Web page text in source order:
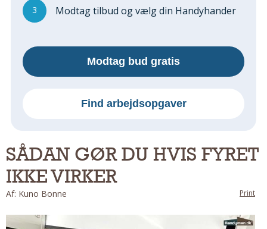
Tips Og Tests
Montage Og Udskiftning
Reparation Og Vedligehold
Udendørs
Kan Det Males?
MURER
Reparationer
3 Modtag tilbud og vælg din Handyhander
Modtag bud gratis
Find arbejdsopgaver
SÅDAN GØR DU HVIS FYRET
IKKE VIRKER
Af: Kuno Bonne Print